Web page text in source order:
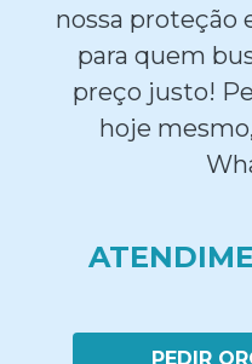
nossa proteção
para quem
preço justo!
hoje
PEDIR